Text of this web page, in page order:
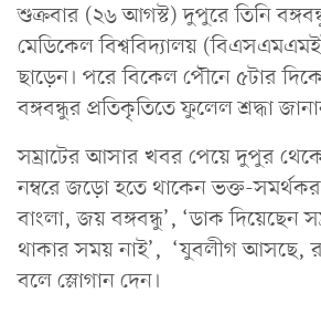
শুক্রবার (২৬ আগস্ট) দুপুরে তিনি
মেডিকেল বিশ্ববিদ্যালয়
ছাড়েন। পরে বিকেল পৌনে ৫টার দিকে
বঙ্গবন্ধুর প্রতিকৃতিতে ফুলেল শ্রদ্ধা
সম্রাটের আসার খবর পেয়ে দুপুর
নম্বরে জড়ো হতে থাকেন ভক্ত-
বাংলা, জয় বঙ্গবন্ধু’, ‘ডাক দিয়েছেন
থাকার সময় নাই’, ‘যুবলীগ আসছে,
বলে স্লোগান দেন।